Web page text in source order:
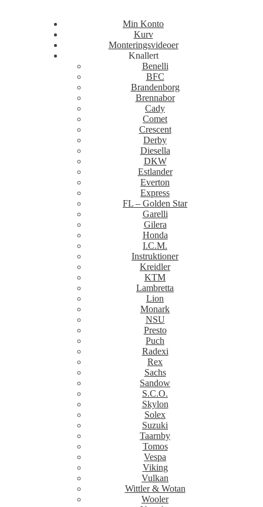
Min Konto
Kurv
Monteringsvideoer
Knallert
Benelli
BFC
Brandenborg
Brennabor
Cady
Comet
Crescent
Derby
Diesella
DKW
Estlander
Everton
Express
FL – Golden Star
Garelli
Gilera
Honda
I.C.M.
Instruktioner
Kreidler
KTM
Lambretta
Lion
Monark
NSU
Presto
Puch
Radexi
Rex
Sachs
Sandow
S.C.O.
Skylon
Solex
Suzuki
Taarnby
Tomos
Vespa
Viking
Vulkan
Wittler & Wotan
Wooler